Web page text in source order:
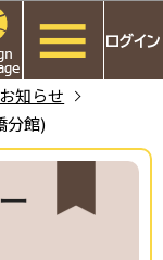
知らせ
分館)